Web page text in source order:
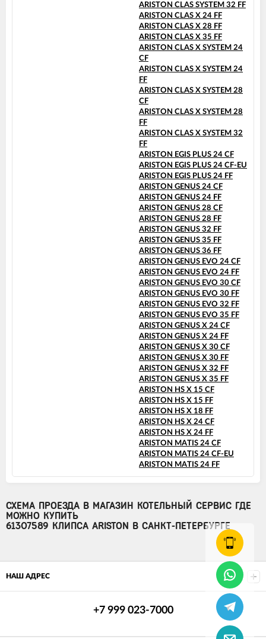
ARISTON CLAS SYSTEM 32 FF
ARISTON CLAS X 24 FF
ARISTON CLAS X 28 FF
ARISTON CLAS X 35 FF
ARISTON CLAS X SYSTEM 24
CF
ARISTON CLAS X SYSTEM 24
FF
ARISTON CLAS X SYSTEM 28
CF
ARISTON CLAS X SYSTEM 28
FF
ARISTON CLAS X SYSTEM 32
FF
ARISTON EGIS PLUS 24 CF
ARISTON EGIS PLUS 24 CF-EU
ARISTON EGIS PLUS 24 FF
ARISTON GENUS 24 CF
ARISTON GENUS 24 FF
ARISTON GENUS 28 CF
ARISTON GENUS 28 FF
ARISTON GENUS 32 FF
ARISTON GENUS 35 FF
ARISTON GENUS 36 FF
ARISTON GENUS EVO 24 CF
ARISTON GENUS EVO 24 FF
ARISTON GENUS EVO 30 CF
ARISTON GENUS EVO 30 FF
ARISTON GENUS EVO 32 FF
ARISTON GENUS EVO 35 FF
ARISTON GENUS X 24 CF
ARISTON GENUS X 24 FF
ARISTON GENUS X 30 CF
ARISTON GENUS X 30 FF
ARISTON GENUS X 32 FF
ARISTON GENUS X 35 FF
ARISTON HS X 15 CF
ARISTON HS X 15 FF
ARISTON HS X 18 FF
ARISTON HS X 24 CF
ARISTON HS X 24 FF
ARISTON MATIS 24 CF
ARISTON MATIS 24 CF-EU
ARISTON MATIS 24 FF
СХЕМА ПРОЕЗДА В МАГАЗИН КОТЕЛЬНЫЙ СЕРВИС ГДЕ
МОЖНО КУПИТЬ
61307589 КЛИПСА ARISTON В САНКТ-ПЕТЕРБУРГЕ
НАШ АДРЕС
+7 999 023-7000